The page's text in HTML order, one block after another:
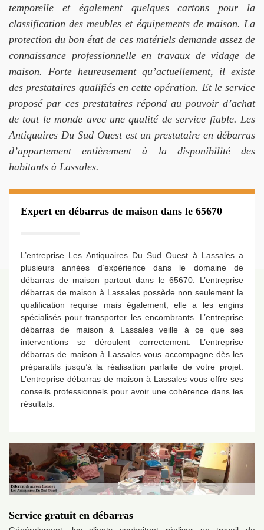
temporelle et également quelques cartons pour la
classification des meubles et équipements de maison. La
protection du bon état de ces matériels demande assez de
connaissance professionnelle en travaux de vidage de
maison. Forte heureusement qu’actuellement, il existe
des prestataires qualifiés en cette opération. Et le service
proposé par ces prestataires répond au pouvoir d’achat
de tout le monde avec une qualité de service fiable. Les
Antiquaires Du Sud Ouest est un prestataire en débarras
d’appartement entièrement à la disponibilité des
habitants à Lassales.
Expert en débarras de maison dans le 65670
L’entreprise Les Antiquaires Du Sud Ouest à Lassales a
plusieurs années d’expérience dans le domaine de
débarras de maison partout dans le 65670. L’entreprise
débarras de maison à Lassales possède non seulement la
qualification requise mais également, elle a les engins
spécialisés pour transporter les encombrants. L’entreprise
débarras de maison à Lassales veille à ce que ses
interventions se déroulent correctement. L’entreprise
débarras de maison à Lassales vous accompagne dès les
préparatifs jusqu’à la réalisation parfaite de votre projet.
L’entreprise débarras de maison à Lassales vous offre ses
conseils professionnels pour avoir une cohérence dans les
résultats.
Service gratuit en débarras